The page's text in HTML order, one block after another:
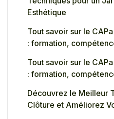
Esthétique
Tout savoir sur le
: formation,
Tout savoir sur le
: formation,
Découvrez le Meilleur
Clôture et Améliorez